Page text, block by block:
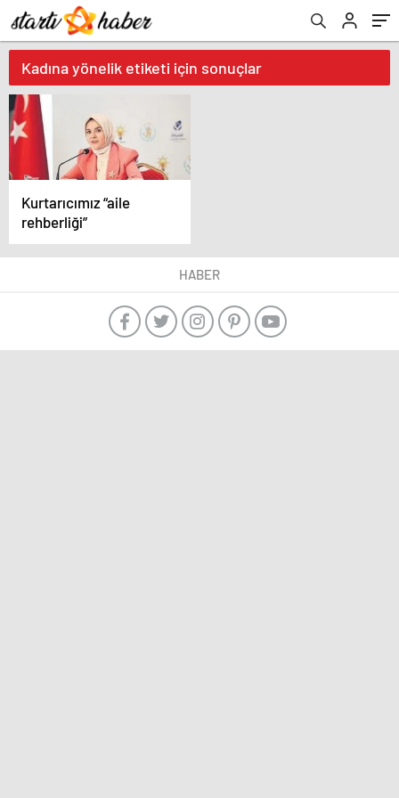
Kadına yönelik etiketi için sonuçlar
Kurtarıcımız “aile
rehberliği”
HABER